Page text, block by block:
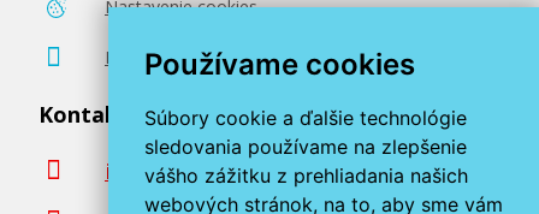
Používame cookies
Súbory cookie a ďalšie technológie
sledovania používame na zlepšenie
vášho zážitku z prehliadania našich
webových stránok, na to, aby sme vám
Nastavenie cookies
Poradenstvo zadarmo
Kontaktujte nás
info@miroluk.sk